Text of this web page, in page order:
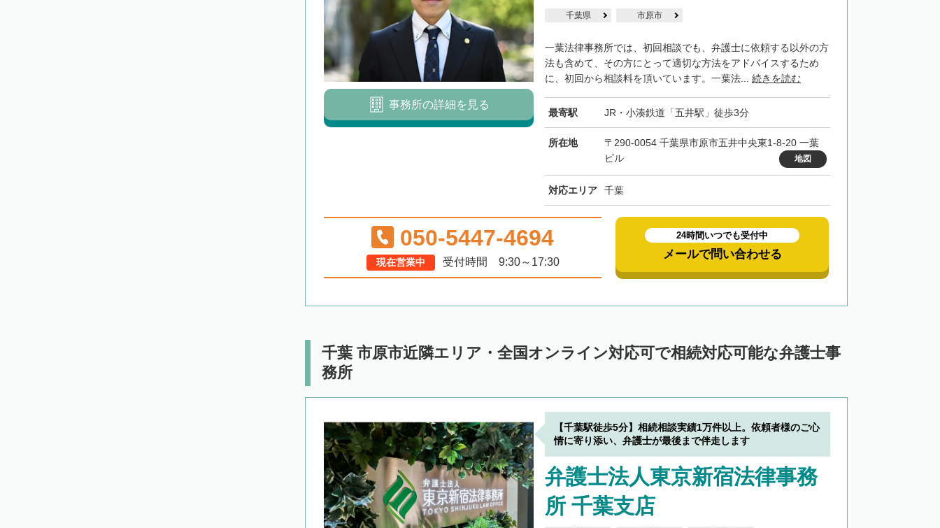
千葉県 市原市
一葉法律事務所では、初回相談でも、弁護士に依頼する以外の方
法も含めて、その方にとって適切な方法をアドバイスするため
に、初回から相談料を頂いています。一葉法... 続きを読む
最寄駅 JR・小湊鉄道「五井駅」徒歩3分
所在地
〒290-0054 千葉県市原市五井中央東1-8-20 一葉
ビル
地図
対応エリア 千葉
事務所の詳細を見る
050-5447-4694
現在営業中 受付時間 9:30～17:30
24時間いつでも受付中
メールで問い合わせる
千葉 市原市近隣エリア・全国オンライン対応可で相続対応可能な弁護士事
務所
【千葉駅徒歩5分】相続相談実績1万件以上。依頼者様のご心
情に寄り添い、弁護士が最後まで伴走します
弁護士法人東京新宿法律事務
所 千葉支店